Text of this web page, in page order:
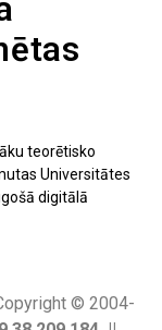
teorētisko
Universitātes
digitālā
© 2004-